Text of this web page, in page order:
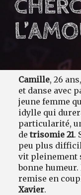
Camille, 26
et danse avec
jeune femme
idylle qui
particularité,
detrisomie 21.
peu plus
vit pleinement
bonne humeur.
remise en
Xavier.